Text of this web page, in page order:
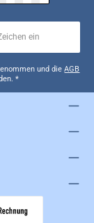
und dieAGB
*